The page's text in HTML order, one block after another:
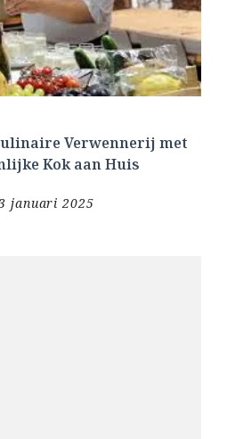
Verwennerij met
Kok aan Huis
januari 2025